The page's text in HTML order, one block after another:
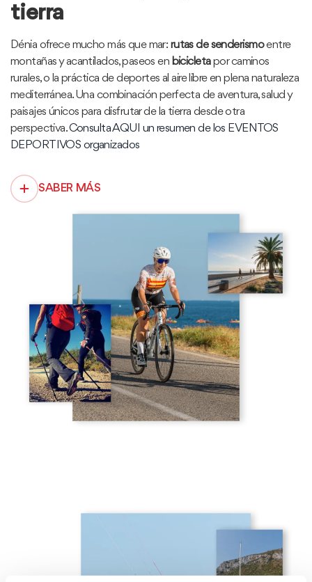
tierra
Dénia ofrece mucho más que mar: rutas de senderismoentre
montañas y acantilados, paseos en bicicletapor caminos
rurales, o la práctica de deportes al aire libre en plena naturaleza
mediterránea. Una combinación perfecta de aventura, salud y
paisajes únicos para disfrutar de la tierra desde otra
perspectiva.Consulta AQUI un resumen de los EVENTOS
DEPORTIVOS organizados
SABER MÁS